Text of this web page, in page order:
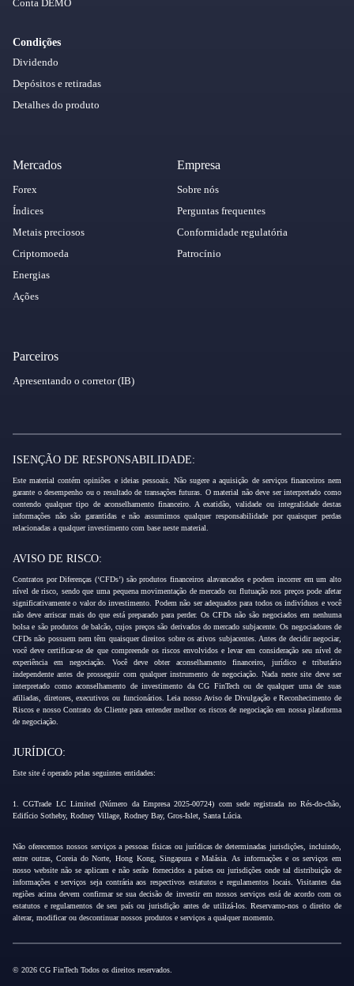
Conta DEMO
Condições
Dividendo
Depósitos e retiradas
Detalhes do produto
Mercados
Forex
Índices
Metais preciosos
Criptomoeda
Energias
Ações
Empresa
Sobre nós
Perguntas frequentes
Conformidade regulatória
Patrocínio
Parceiros
Apresentando o corretor (IB)
ISENÇÃO DE RESPONSABILIDADE:
Este material contém opiniões e ideias pessoais. Não sugere a aquisição de serviços financeiros nem
garante o desempenho ou o resultado de transações futuras. O material não deve ser interpretado como
contendo qualquer tipo de aconselhamento financeiro. A exatidão, validade ou integralidade destas
informações não são garantidas e não assumimos qualquer responsabilidade por quaisquer perdas
relacionadas a qualquer investimento com base neste material.
AVISO DE RISCO:
Contratos por Diferenças (‘CFDs’) são produtos financeiros alavancados e podem incorrer em um alto
nível de risco, sendo que uma pequena movimentação de mercado ou flutuação nos preços pode afetar
significativamente o valor do investimento. Podem não ser adequados para todos os indivíduos e você
não deve arriscar mais do que está preparado para perder. Os CFDs não são negociados em nenhuma
bolsa e são produtos de balcão, cujos preços são derivados do mercado subjacente. Os negociadores de
CFDs não possuem nem têm quaisquer direitos sobre os ativos subjacentes. Antes de decidir negociar,
você deve certificar-se de que compreende os riscos envolvidos e levar em consideração seu nível de
experiência em negociação. Você deve obter aconselhamento financeiro, jurídico e tributário
independente antes de prosseguir com qualquer instrumento de negociação. Nada neste site deve ser
interpretado como aconselhamento de investimento da CG FinTech ou de qualquer uma de suas
afiliadas, diretores, executivos ou funcionários. Leia nosso Aviso de Divulgação e Reconhecimento de
Riscos e nosso Contrato do Cliente para entender melhor os riscos de negociação em nossa plataforma
de negociação.
JURÍDICO:
Este site é operado pelas seguintes entidades:
1. CGTrade LC Limited (Número da Empresa 2025-00724) com sede registrada no Rés-do-chão,
Edifício Sotheby, Rodney Village, Rodney Bay, Gros-Islet, Santa Lúcia.
Não oferecemos nossos serviços a pessoas físicas ou jurídicas de determinadas jurisdições, incluindo,
entre outras, Coreia do Norte, Hong Kong, Singapura e Malásia. As informações e os serviços em
nosso website não se aplicam e não serão fornecidos a países ou jurisdições onde tal distribuição de
informações e serviços seja contrária aos respectivos estatutos e regulamentos locais. Visitantes das
regiões acima devem confirmar se sua decisão de investir em nossos serviços está de acordo com os
estatutos e regulamentos de seu país ou jurisdição antes de utilizá-los. Reservamo-nos o direito de
alterar, modificar ou descontinuar nossos produtos e serviços a qualquer momento.
© 2026 CG FinTech Todos os direitos reservados.